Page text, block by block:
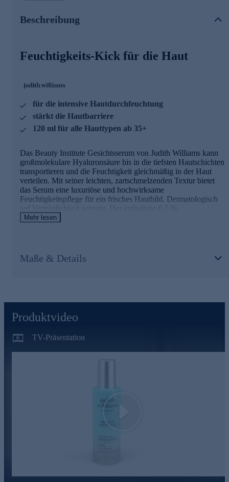
Feuchtigkeit und eine gleichmäßige Feuchtigkeitsverteilung.
Machen Sie Ihr Zuhause zum Beauty Intitute
Durch die Verbindung von Hautanalyse,
Behandlungsvorschlägen und individuell kombinierbaren
Produkten mit höchster Wirkleistung erzielen Sie mit den
Kosmetikartikeln aus der Linie Beauty Institute zu Hause
Resultate, wie nach einer professionellen
Kosmetikbehandlung.
Beschreibung
Feuchtigkeits-Kick für die Haut
für die intensive Hautdurchfeuchtung
stärkt die Hautbarriere
120 ml für alle Hauttypen ab 35+
Das Beauty Institute Gesichtsserum von Judith Williams kann
großmolekulare Hyaluronsäure bis in die tiefsten Hautschichten
transportieren und die Feuchtigkeit gleichmäßig in der Haut
verteilen. Mit seiner leichten, zartschmelzenden Textur bietet
das Serum eine luxuriöse und hochwirksame
Feuchtigkeitspflege für ein frisches Hautbild. Dermatologisch
auf Verträglichkeit getestet. Der enthaltene 6,5 %
AQUALUXE Hydration Complex ahmt die Iontophorese-
die Haut dabei, auch äußere Feuchtigkeit aufnehmen zu
können.
Durch die Verbindung von Hautanalyse,
Behandlungsvorschlägen und individuell kombinierbaren
Produkten mit höchster Wirkleistung erzielen Sie mit den
Kosmetikartikeln aus der Linie Beauty Institute zu Hause
Resultate, wie nach einer professionellen Kosmetikbehandlung.
Online bestellen und die Haut verwöhnen.
Mehr lesen
Maße & Details
Produktvideo
TV-Präsentation